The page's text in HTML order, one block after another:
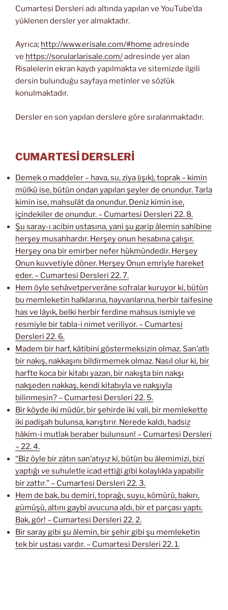
Cumartesi Dersleri adı altında yapılan ve YouTube’da
yüklenen dersler yer almaktadır.
Ayrıca; http://www.erisale.com/#home adresinde
ve https://sorularlarisale.com/adresinde yer alan
Risalelerin ekran kaydı yapılmakta ve sitemizde ilgili
dersin bulunduğu sayfaya metinler ve sözlük
konulmaktadır.
Dersler en son yapılan derslere göre sıralanmaktadır.
CUMARTESİ DERSLERİ
Demek o maddeler – hava, su, ziya (ışık), toprak – kimin
mülkü ise, bütün ondan yapılan şeyler de onundur. Tarla
kimin ise, mahsulât da onundur. Deniz kimin ise,
içindekiler de onundur. – Cumartesi Dersleri 22. 8.
Şu saray-ı acibin ustasına, yani şu garip âlemin sahibine
herşey musahhardır. Herşey onun hesabına çalışır.
Herşey ona bir emirber nefer hükmündedir. Herşey
Onun kuvvetiyle döner. Herşey Onun emriyle hareket
eder. – Cumartesi Dersleri 22. 7.
Hem öyle sehâvetperverâne sofralar kuruyor ki, bütün
bu memleketin halklarına, hayvanlarına, herbir taifesine
has ve lâyık, belki herbir ferdine mahsus ismiyle ve
resmiyle bir tabla-i nimet veriliyor. – Cumartesi
Dersleri 22. 6.
Madem bir harf, kâtibini göstermeksizin olmaz. San’atlı
bir nakış, nakkaşını bildirmemek olmaz. Nasıl olur ki, bir
harfte koca bir kitabı yazan, bir nakışta bin nakşı
nakşeden nakkaş, kendi kitabıyla ve nakşıyla
bilinmesin? – Cumartesi Dersleri 22. 5.
Bir köyde iki müdür, bir şehirde iki vali, bir memlekette
iki padişah bulunsa, karıştırır. Nerede kaldı, hadsiz
hâkim-i mutlak beraber bulunsun! – Cumartesi Dersleri
– 22. 4.
“Biz öyle bir zâtın san’atıyız ki, bütün bu âlemimizi, bizi
yaptığı ve suhuletle icad ettiği gibi kolaylıkla yapabilir
bir zattır.” – Cumartesi Dersleri 22. 3.
Hem de bak, bu demiri, toprağı, suyu, kömürü, bakırı,
gümüşü, altını gaybî avucuna aldı, bir et parçası yaptı.
Bak, gör! – Cumartesi Dersleri 22. 2.
Bir saray gibi şu âlemin, bir şehir gibi şu memleketin
tek bir ustası vardır. – Cumartesi Dersleri 22. 1.